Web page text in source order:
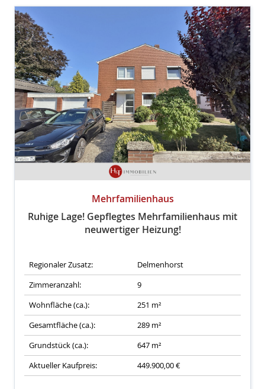
Mehrfamilienhaus
Ruhige Lage! Gepflegtes Mehrfamilienhaus mit
neuwertiger Heizung!
Regionaler Zusatz:
Delmenhorst
Zimmeranzahl:
9
Wohnfläche (ca.):
251 m²
Gesamtfläche (ca.):
289 m²
Grundstück (ca.):
647 m²
Aktueller Kaufpreis:
449.900,00 €